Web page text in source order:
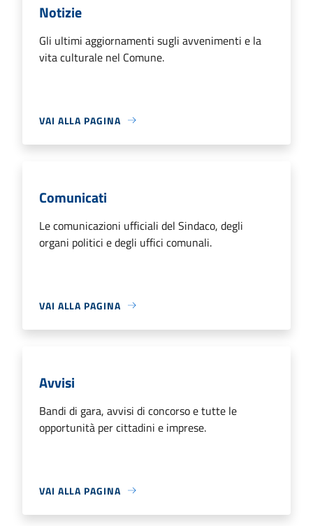
Notizie
Gli ultimi aggiornamenti sugli avvenimenti e la
vita culturale nel Comune.
VAI ALLA PAGINA
Comunicati
Le comunicazioni ufficiali del Sindaco, degli
organi politici e degli uffici comunali.
VAI ALLA PAGINA
Avvisi
Bandi di gara, avvisi di concorso e tutte le
opportunità per cittadini e imprese.
VAI ALLA PAGINA